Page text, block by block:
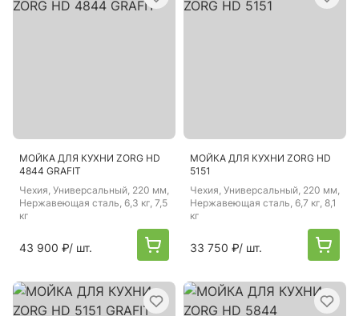
МОЙКА ДЛЯ КУХНИ ZORG HD
4844 GRAFIT
Чехия, Универсальный, 220 мм,
Нержавеющая сталь, 6,3 кг, 7,5
кг
43 900 ₽/ шт.
МОЙКА ДЛЯ КУХНИ ZORG HD
5151
Чехия, Универсальный, 220 мм,
Нержавеющая сталь, 6,7 кг, 8,1
кг
33 750 ₽/ шт.